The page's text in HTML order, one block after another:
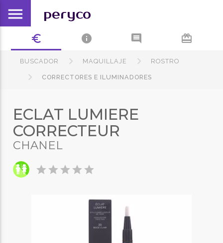
menu peryco
euro_symbol info comment card_giftcard
BUSCADOR MAQUILLAJE ROSTRO
CORRECTORES E ILUMINADORES
ECLAT LUMIERE
CORRECTEUR
CHANEL
starstarstarstarstar